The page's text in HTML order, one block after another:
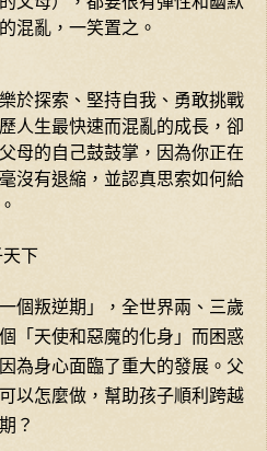
混亂，一笑置之。
於探索、堅持自我、勇敢挑戰
人生最快速而混亂的成長，卻
母的自己鼓鼓掌，因為你正在
沒有退縮，並認真思索如何給
下
個叛逆期」，全世界兩、三歲
「天使和惡魔的化身」而困惑
為身心面臨了重大的發展。父
以怎麼做，幫助孩子順利跨越
？